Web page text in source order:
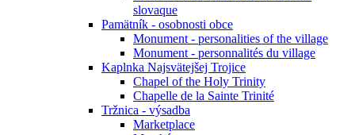
slovaque
Pamätník - osobnosti obce
Monument - personalities of the village
Monument - personnalités du village
Kaplnka Najsvätejšej Trojice
Chapel of the Holy Trinity
Chapelle de la Sainte Trinité
Tržnica - výsadba
Marketplace